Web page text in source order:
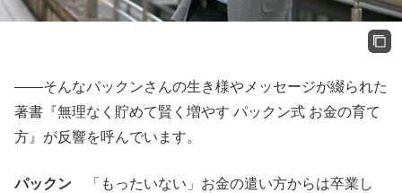
——そんなパックンさんの生き様やメッセージが綴られた
著書『無理なく貯めて賢く増やす パックン式 お金の育て
方』が反響を呼んでいます。
パックン 「もったいない」お金の遣い方からは卒業し